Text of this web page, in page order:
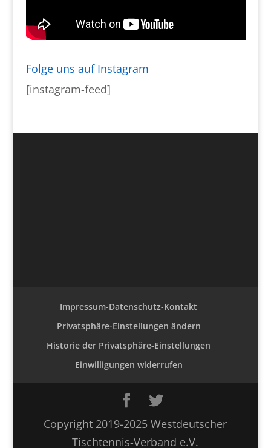
Folge uns auf Instagram
[instagram-feed]
Impressum-Datenschutz-Kontakt
Privatsphäre-Einstellungen ändern
Historie der Privatsphäre-Einstellungen
Einwilligungen widerrufen
Copyright 2019-2025 Westdeutscher
Tischtennis-Verband e.V.